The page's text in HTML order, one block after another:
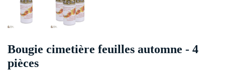
Bougie cimetière feuilles automne - 4
pièces